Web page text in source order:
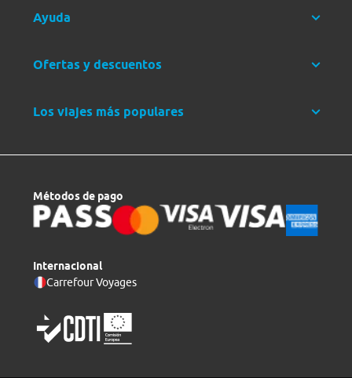
Ayuda
Ofertas y descuentos
Los viajes más populares
Métodos de pago
Internacional
Carrefour Voyages